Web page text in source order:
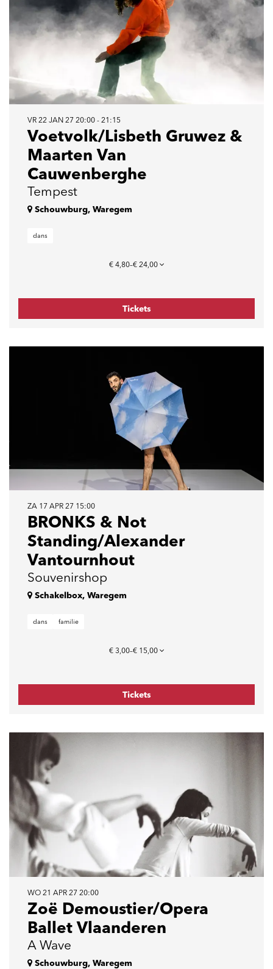
Voetvolk/Lisbeth Gruwez &
Maarten Van
Cauwenberghe
Tempest
VR 22 JAN 27 20:00 - 21:15
Schouwburg, Waregem
dans
€ 4,80–€ 24,00
Tickets
BRONKS & Not
Standing/Alexander
Vantournhout
Souvenirshop
ZA 17 APR 27 15:00
Schakelbox, Waregem
dans familie
€ 3,00–€ 15,00
Tickets
Zoë Demoustier/Opera
Ballet Vlaanderen
A Wave
WO 21 APR 27 20:00
Schouwburg, Waregem